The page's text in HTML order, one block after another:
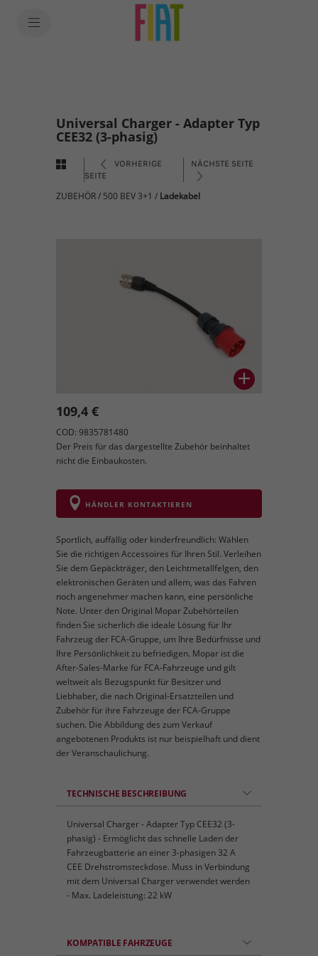
Universal Charger - Adapter Typ
CEE32 (3-phasig)
VORHERIGE
SEITE
NÄCHSTE SEITE
ZUBEHÖR/ 500 BEV 3+1 / Ladekabel
109,4 €
COD: 9835781480
Der Preis für das dargestellte Zubehör beinhaltet
nicht die Einbaukosten.
HÄNDLER KONTAKTIEREN
Sportlich, auffällig oder kinderfreundlich: Wählen
Sie die richtigen Accessoires für Ihren Stil. Verleihen
Sie dem Gepäckträger, den Leichtmetallfelgen, den
elektronischen Geräten und allem, was das Fahren
noch angenehmer machen kann, eine persönliche
Note. Unter den Original Mopar Zubehörteilen
finden Sie sicherlich die ideale Lösung für Ihr
Fahrzeug der FCA-Gruppe, um Ihre Bedürfnisse und
Ihre Persönlichkeit zu befriedigen. Mopar ist die
After-Sales-Marke für FCA-Fahrzeuge und gilt
weltweit als Bezugspunkt für Besitzer und
Liebhaber, die nach Original-Ersatzteilen und
Zubehör für ihre Fahrzeuge der FCA-Gruppe
suchen. Die Abbildung des zum Verkauf
angebotenen Produkts ist nur beispielhaft und dient
der Veranschaulichung.
TECHNISCHE BESCHREIBUNG
Universal Charger - Adapter Typ CEE32 (3-
phasig) - Ermöglicht das schnelle Laden der
Fahrzeugbatterie an einer 3-phasigen 32 A
CEE Drehstromsteckdose. Muss in Verbindung
mit dem Universal Charger verwendet werden
- Max. Ladeleistung: 22 kW
KOMPATIBLE FAHRZEUGE